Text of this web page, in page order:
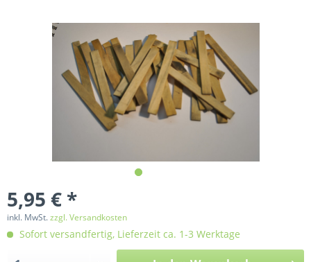
5,95 € *
inkl. MwSt.zzgl. Versandkosten
Sofort versandfertig, Lieferzeit ca. 1-3 Werktage